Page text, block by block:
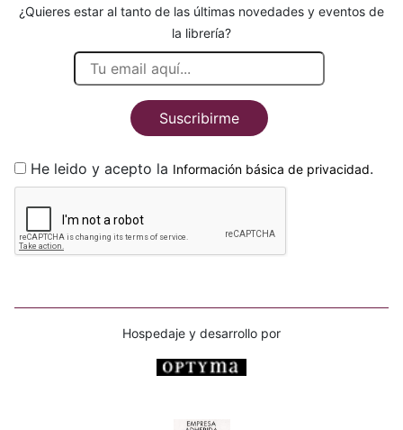
¿Quieres estar al tanto de las últimas novedades y eventos de
la librería?
Suscribirme
He leido y acepto la Información básica de privacidad.
Hospedaje y desarrollo por